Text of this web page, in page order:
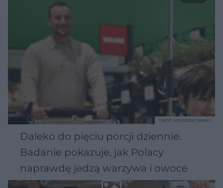
Daleko do pięciu porcji dziennie.
Badanie pokazuje, jak Polacy
naprawdę jedzą warzywa i owoce
TEKST SPONSOROWANY